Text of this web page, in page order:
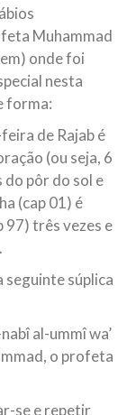
Muhammad
onde foi
nesta
forma:
de Rajab é
(ou seja, 6
do pôr do sol e
(cap 01) é
97) três vezes e
seguinte súplica
al-ummî wa’
o profeta
se e repetir